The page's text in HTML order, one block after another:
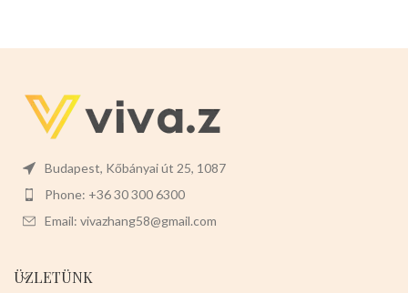
Budapest, Kőbányai út 25, 1087
Phone: +36 30 300 6300
Email: vivazhang58@gmail.com
ÜZLETÜNK